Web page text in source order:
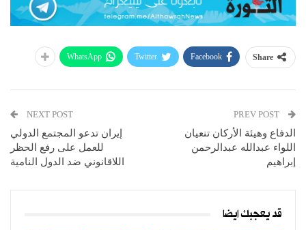
Share
Facebook
Twitter
WhatsApp
الدفاع وهيئة الأركان تنعيان
اللواء عبدالله عبدالرحمن
إبراهيم
NEXT POST
إيران تدعو المجتمع الدولي
للعمل على رفع الحظر
اللاقانوني ضد الدول النامية
قد يعجبك ايضا